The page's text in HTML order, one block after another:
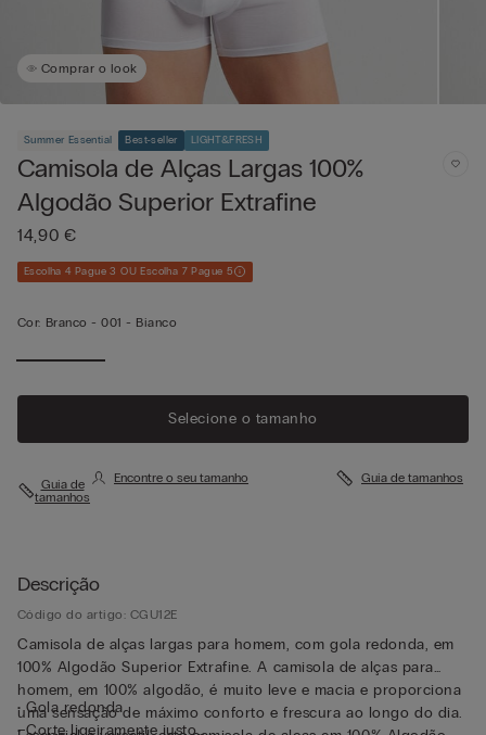
Comprar o look
Summer Essential Best-seller LIGHT&FRESH
Camisola de Alças Largas 100%
Algodão Superior Extrafine
14,90 €
Escolha 4 Pague 3 OU Escolha 7 Pague 5
Cor: Branco -001 - Bianco
Selecione o tamanho
Guia de
tamanhos
Encontre o seu tamanho Guia de tamanhos
Descrição
Código do artigo: CGU12E
Camisola de alças largas para homem, com gola redonda, em
100% Algodão Superior Extrafine. A camisola de alças para
homem, em 100% algodão, é muito leve e macia e proporciona
uma sensação de máximo conforto e frescura ao longo do dia.
• Gola redonda
• Corte ligeiramente justo